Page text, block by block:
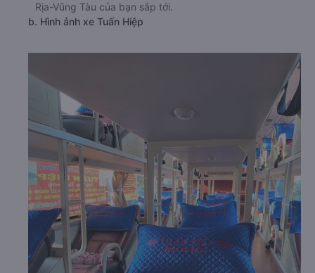
Rịa-Vũng Tàu của bạn sắp tới.
b. Hình ảnh xe Tuấn Hiệp